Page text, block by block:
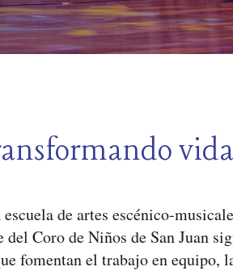
de artes escénico-
Coro de Niños de San Juan
fomentan el trabajo en